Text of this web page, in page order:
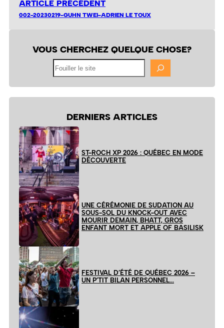
ARTICLE PRÉCÉDENT
002-20230219-GUHN TWEI-ADRIEN LE TOUX
VOUS CHERCHEZ QUELQUE CHOSE?
DERNIERS ARTICLES
ST-ROCH XP 2026 : QUÉBEC EN MODE
DÉCOUVERTE
UNE CÉRÉMONIE DE SUDATION AU
SOUS-SOL DU KNOCK-OUT AVEC
MOURIR DEMAIN, BHATT, GROS
ENFANT MORT ET APPLE OF BASILISK
FESTIVAL D’ÉTÉ DE QUÉBEC 2026 –
UN P’TIT BILAN PERSONNEL…